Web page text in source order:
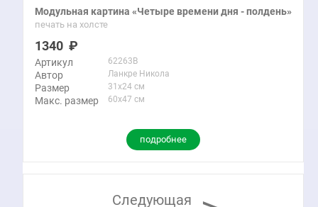
Модульная картина «Четыре времени дня - полдень»
печать на холсте
1340
Артикул 62263B
Автор Ланкре Никола
Размер 31x24 см
Макс. размер 60x47 см
подробнее
Следующая